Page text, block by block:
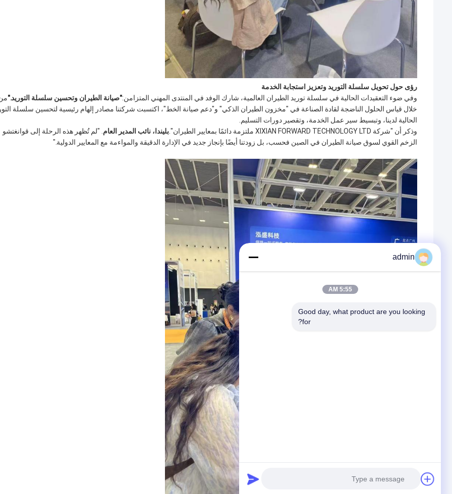
رؤى حول تحويل سلسلة التوريد وتعزيز استجابة الخدمة
وفي ضوء التعقيدات الحالية في سلسلة توريد الطيران العالمية، شارك الوفد في المنتدى المهني المتزامن:"صيانة الطيران وتحسين سلسلة التوريد."
خلال قياس الحلول الناضجة لقادة الصناعة في "مخزون الطيران الذكي" و"دعم صيانة الخط"، اكتسبت شركتنا مصادر إلهام رئيسية لتحسين سلسلة
الحالية لدينا، وتبسيط سير عمل الخدمة، وتقصير دورات التسليم.
وذكر أن "شركة XIXIAN FORWARD TECHNOLOGY LTD ملتزمة دائمًا بمعايير الطيران".
بليندا، نائب المدير العام . "لم تُظهر هذه الرحلة إلى قوانغتشو
الزخم القوي لسوق صيانة الطيران في الصين فحسب، بل زودتنا أيضًا بإنجاز جديد في الإدارة الدقيقة والمواءمة مع المعايير الدولية."
admin
5:55 AM
Good day, what product are you looking
for?